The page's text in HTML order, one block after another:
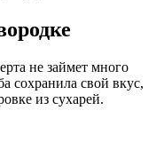
не займет много
сохранила свой вкус,
из сухарей.